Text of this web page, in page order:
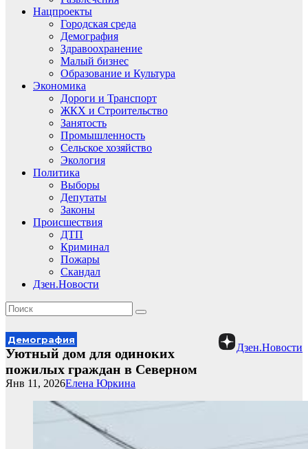
Нацпроекты
Городская среда
Демография
Здравоохранение
Малый бизнес
Образование и Культура
Экономика
Дороги и Транспорт
ЖКХ и Строительство
Занятость
Промышленность
Сельское хозяйство
Экология
Политика
Выборы
Депутаты
Законы
Происшествия
ДТП
Криминал
Пожары
Скандал
Дзен.Новости
Дзен.Новости
Демография
Уютный дом для одиноких
пожилых граждан в Северном
Елена Юркина
Янв 11, 2026